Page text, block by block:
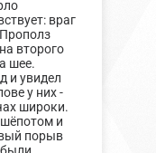
враг
второго
шее.
и увидел
у них -
широки.
и
порыв